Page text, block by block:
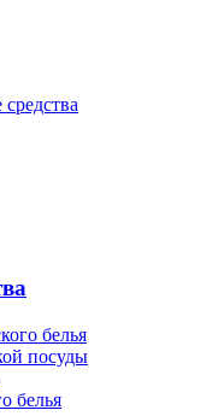
белья
посуды
белья